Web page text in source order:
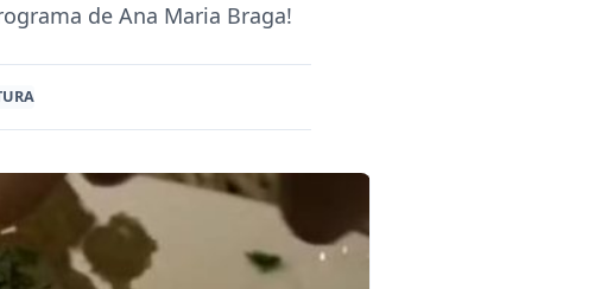
de Ana Maria Braga!